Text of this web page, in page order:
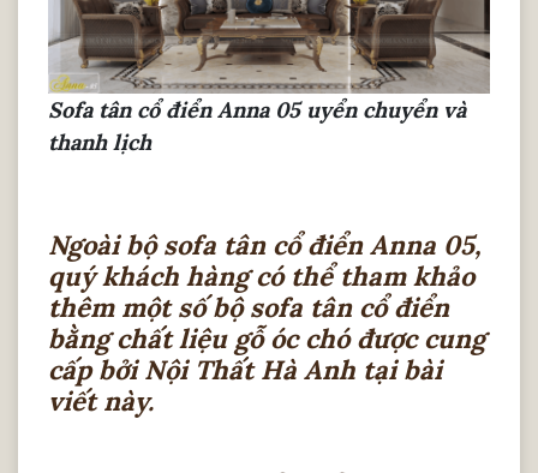
Sofa tân cổ điển Anna 05 uyển chuyển và
thanh lịch
Ngoài bộ sofa tân cổ điển Anna 05,
quý khách hàng có thể tham khảo
thêm một số bộ sofa tân cổ điển
bằng chất liệu gỗ óc chó được cung
cấp bởi Nội Thất Hà Anh tại bài
viết này.